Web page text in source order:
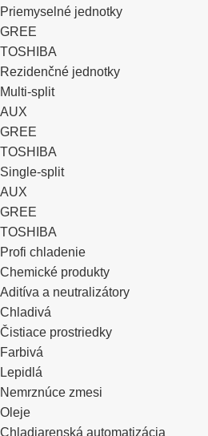
Priemyselné jednotky
GREE
TOSHIBA
Rezidenčné jednotky
Multi-split
AUX
GREE
TOSHIBA
Single-split
AUX
GREE
TOSHIBA
Profi chladenie
Chemické produkty
Aditíva a neutralizátory
Chladivá
Čistiace prostriedky
Farbivá
Lepidlá
Nemrznúce zmesi
Oleje
Chladiarenská automatizácia